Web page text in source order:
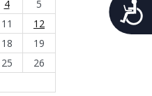
4
5
11
12
18
19
25
26